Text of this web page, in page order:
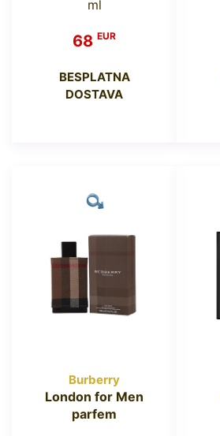
ml
68 EUR
BESPLATNA
DOSTAVA
Burberry
London for Men
parfem